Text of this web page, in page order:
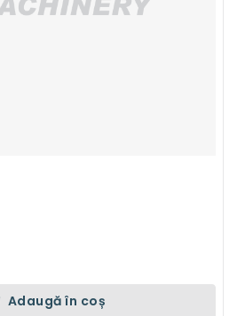
Adaugă în coș